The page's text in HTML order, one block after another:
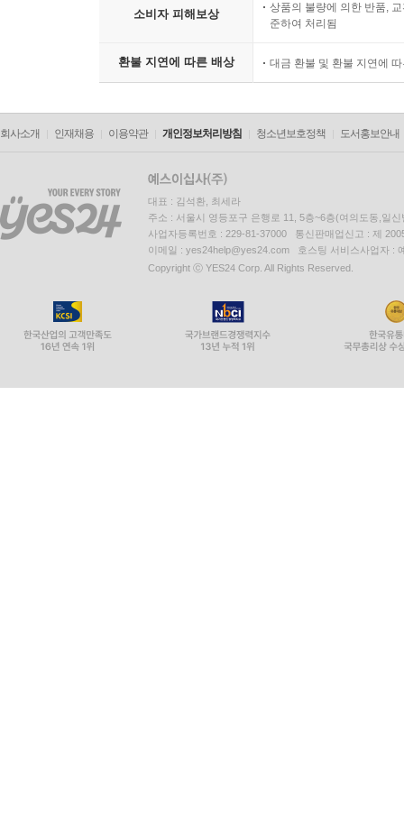
소비자 피해보상
상품의 불량에 의한 반품,
준하여 처리됨
환불 지연에 따른 배상 대금 환불 및 환불 지연에
회사소개 인재채용 이용약관 개인정보처리방침 청소년보호정책 도서홍보안내
대표 : 김석환, 최세라
주소 : 서울시 영등포구 은행로 11, 5층~6층(여의도동,일신
사업자등록번호 : 229-81-37000 통신판매업신고 : 제
이메일 : yes24help@yes24.com 호스팅 서비스사업자 :
Copyright ⓒ YES24 Corp. All Rights Reserved.